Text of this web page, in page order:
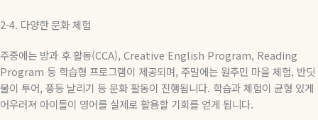
2-4. 다양한문화체험
주중에는 방과 후 활동(CCA), Creative English Program, Reading
Program 등 학습형 프로그램이 제공되며, 주말에는 원주민 마을 체험, 반딧
불이 투어, 풍등 날리기 등 문화 활동이 진행됩니다. 학습과 체험이 균형 있게
어우러져 아이들이 영어를 실제로 활용할 기회를 얻게 됩니다.